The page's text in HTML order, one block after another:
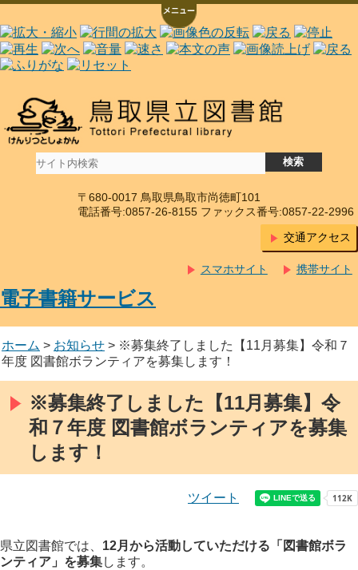
〒680-0017 鳥取県鳥取市尚徳町101
電話番号:0857-26-8155 ファックス番号:0857-22-2996
交通アクセス
携帯サイト
スマホサイト
電子書籍サービス
ホーム > お知らせ > ※募集終了しました【11月募集】令和７
年度 図書館ボランティアを募集します！
※募集終了しました【11月募集】令
和７年度 図書館ボランティアを募集
します！
ツイート
県立図書館では、 12月から活動していただける「図書館ボラ
ンティア」を募集します。